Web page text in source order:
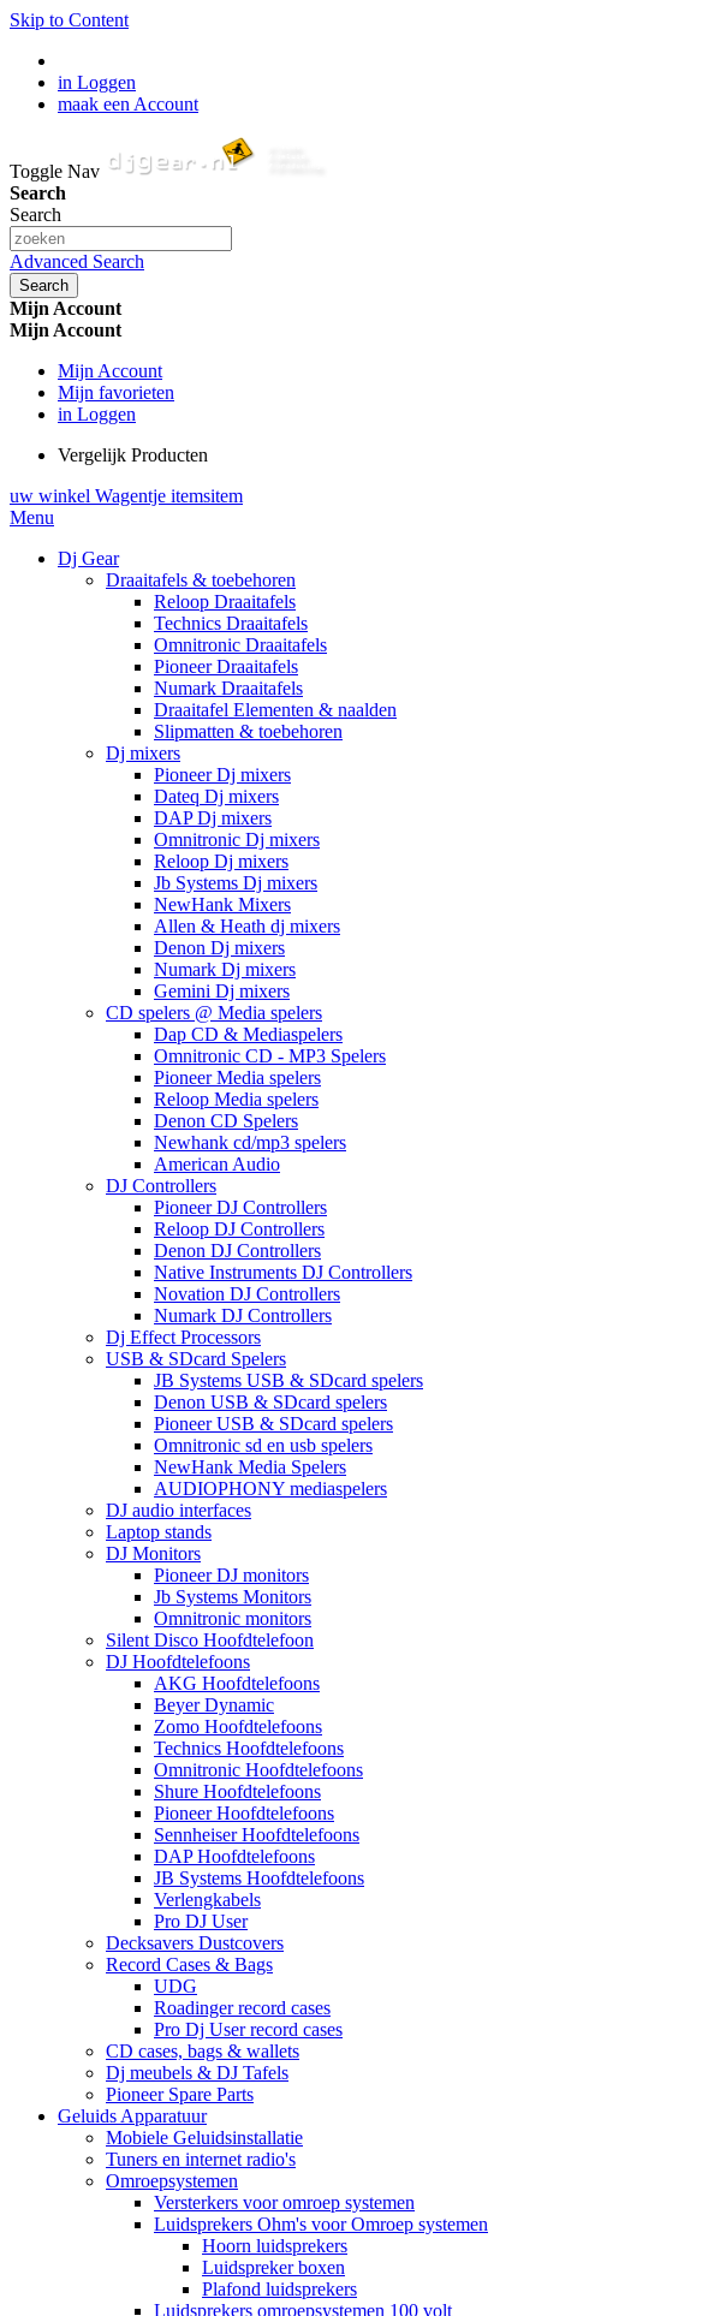
Skip to Content
in Loggen
maak een Account
Toggle Nav
Search
Search
Advanced Search
Search
Mijn Account
Mijn Account
Mijn Account
Mijn favorieten
in Loggen
Vergelijk Producten
uw winkel Wagentje itemsitem
Menu
Dj Gear
Draaitafels & toebehoren
Reloop Draaitafels
Technics Draaitafels
Omnitronic Draaitafels
Pioneer Draaitafels
Numark Draaitafels
Draaitafel Elementen & naalden
Slipmatten & toebehoren
Dj mixers
Pioneer Dj mixers
Dateq Dj mixers
DAP Dj mixers
Omnitronic Dj mixers
Reloop Dj mixers
Jb Systems Dj mixers
NewHank Mixers
Allen & Heath dj mixers
Denon Dj mixers
Numark Dj mixers
Gemini Dj mixers
CD spelers @ Media spelers
Dap CD & Mediaspelers
Omnitronic CD - MP3 Spelers
Pioneer Media spelers
Reloop Media spelers
Denon CD Spelers
Newhank cd/mp3 spelers
American Audio
DJ Controllers
Pioneer DJ Controllers
Reloop DJ Controllers
Denon DJ Controllers
Native Instruments DJ Controllers
Novation DJ Controllers
Numark DJ Controllers
Dj Effect Processors
USB & SDcard Spelers
JB Systems USB & SDcard spelers
Denon USB & SDcard spelers
Pioneer USB & SDcard spelers
Omnitronic sd en usb spelers
NewHank Media Spelers
AUDIOPHONY mediaspelers
DJ audio interfaces
Laptop stands
DJ Monitors
Pioneer DJ monitors
Jb Systems Monitors
Omnitronic monitors
Silent Disco Hoofdtelefoon
DJ Hoofdtelefoons
AKG Hoofdtelefoons
Beyer Dynamic
Zomo Hoofdtelefoons
Technics Hoofdtelefoons
Omnitronic Hoofdtelefoons
Shure Hoofdtelefoons
Pioneer Hoofdtelefoons
Sennheiser Hoofdtelefoons
DAP Hoofdtelefoons
JB Systems Hoofdtelefoons
Verlengkabels
Pro DJ User
Decksavers Dustcovers
Record Cases & Bags
UDG
Roadinger record cases
Pro Dj User record cases
CD cases, bags & wallets
Dj meubels & DJ Tafels
Pioneer Spare Parts
Geluids Apparatuur
Mobiele Geluidsinstallatie
Tuners en internet radio's
Omroepsystemen
Versterkers voor omroep systemen
Luidsprekers Ohm's voor Omroep systemen
Hoorn luidsprekers
Luidspreker boxen
Plafond luidsprekers
Luidsprekers omroepsystemen 100 volt